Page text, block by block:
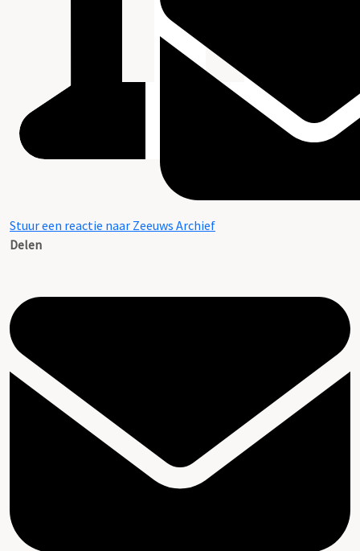
Stuur een reactie naar Zeeuws Archief
Delen